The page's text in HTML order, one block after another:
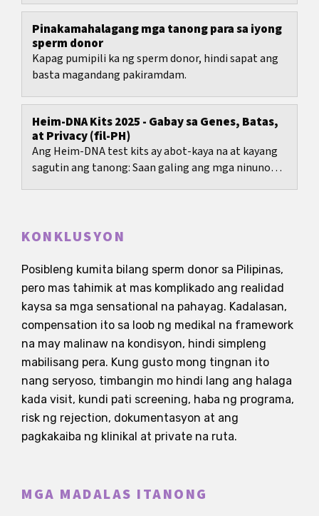
Pinakamahalagang mga tanong para sa iyong
sperm donor
Kapag pumipili ka ng sperm donor, hindi sapat ang
basta magandang pakiramdam.
Heim-DNA Kits 2025 - Gabay sa Genes, Batas,
at Privacy (fil-PH)
Ang Heim-DNA test kits ay abot-kaya na at kayang
sagutin ang tanong: Saan galing ang mga ninuno
KONKLUSYON
Posibleng kumita bilang sperm donor sa Pilipinas,
pero mas tahimik at mas komplikado ang realidad
kaysa sa mga sensational na pahayag. Kadalasan,
compensation ito sa loob ng medikal na framework
na may malinaw na kondisyon, hindi simpleng
mabilisang pera. Kung gusto mong tingnan ito
nang seryoso, timbangin mo hindi lang ang halaga
kada visit, kundi pati screening, haba ng programa,
risk ng rejection, dokumentasyon at ang
pagkakaiba ng klinikal at private na ruta.
MGA MADALAS ITANONG